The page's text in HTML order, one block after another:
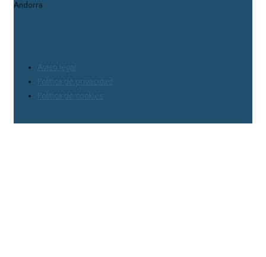
Andorra